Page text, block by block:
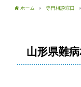
ホーム 専門相談窓口
山形県難